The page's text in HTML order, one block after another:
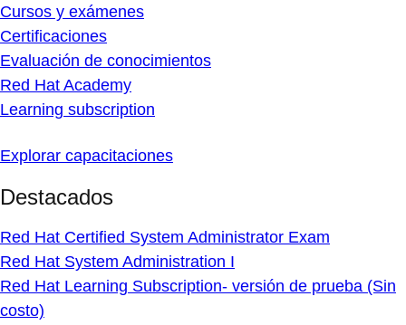
Cursos y exámenes
Certificaciones
Evaluación de conocimientos
Red Hat Academy
Learning subscription
Explorar capacitaciones
Destacados
Red Hat Certified System Administrator Exam
Red Hat System Administration I
Red Hat Learning Subscription- versión de prueba (Sin
costo)